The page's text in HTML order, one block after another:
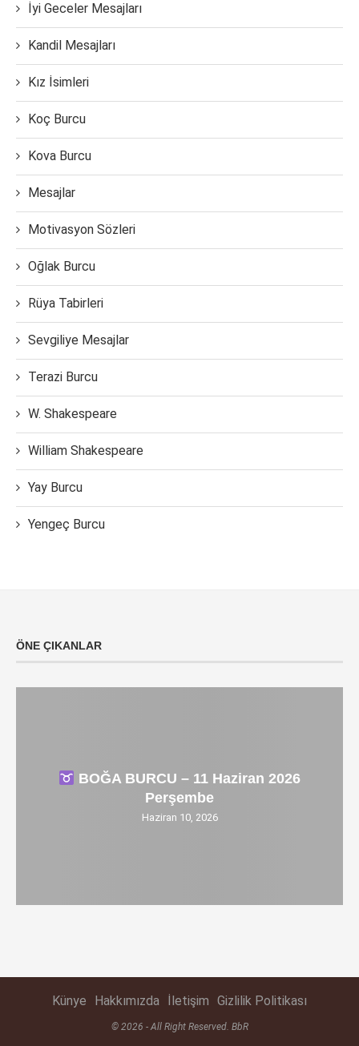
İyi Geceler Mesajları
Kandil Mesajları
Kız İsimleri
Koç Burcu
Kova Burcu
Mesajlar
Motivasyon Sözleri
Oğlak Burcu
Rüya Tabirleri
Sevgiliye Mesajlar
Terazi Burcu
W. Shakespeare
William Shakespeare
Yay Burcu
Yengeç Burcu
ÖNE ÇIKANLAR
BOĞA BURCU – 11 Haziran 2026
Perşembe
Haziran 10, 2026
Künye Hakkımızda İletişim Gizlilik Politikası
© 2026 - All Right Reserved. BbR